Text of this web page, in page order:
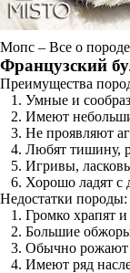
Мопс – Все о
Французский
Преимущества
Умные и
Имеют
Не проявляют
Любят тишину,
Игривы,
Хорошо ладят
Недостатки породы:
Громко храпят
Большие
Обычно рожают
Имеют ряд